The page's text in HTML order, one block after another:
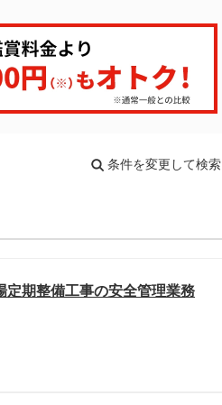
条件を変更して検索
定期整備工事の安全管理業務